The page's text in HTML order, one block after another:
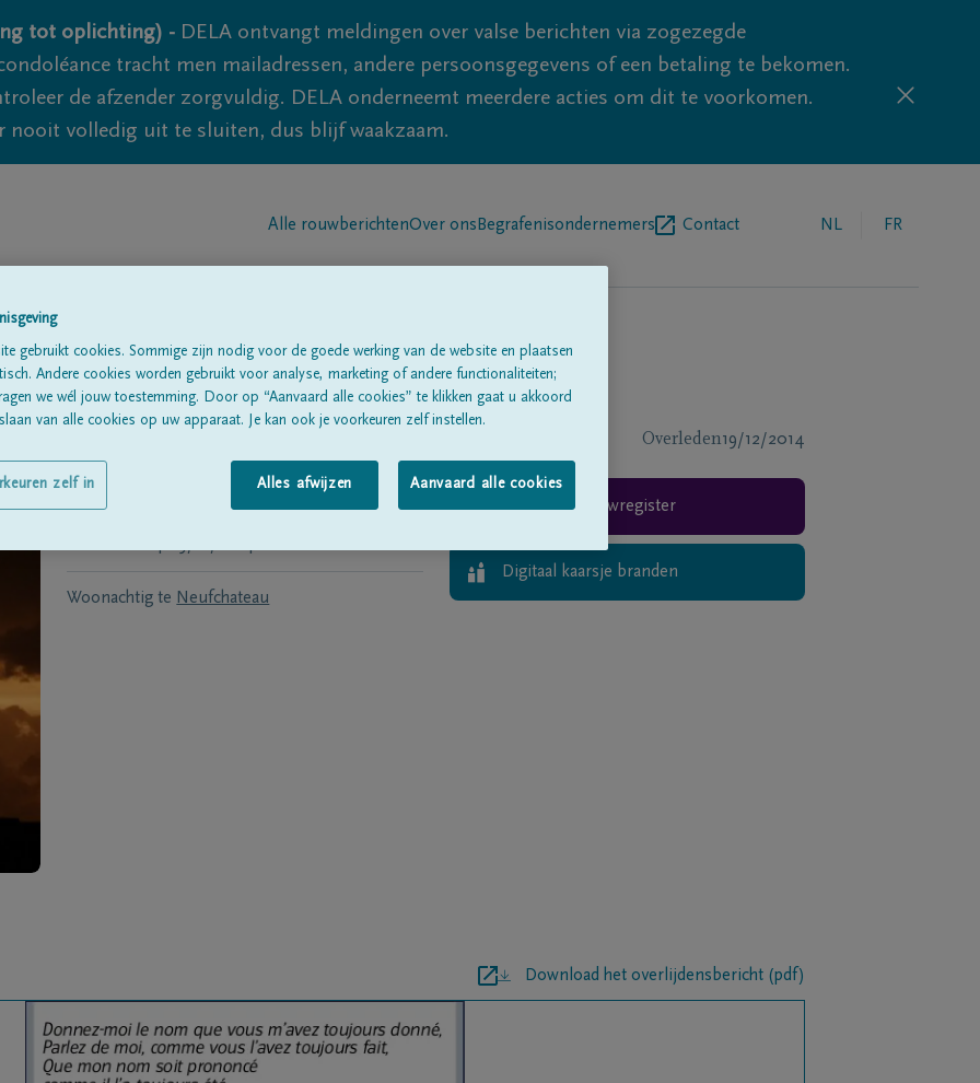
tot oplichting) - DELA ontvangt meldingen over valse berichten via zogezegde
tracht men mailadressen, andere persoonsgegevens of een betaling te bekomen.
de afzender zorgvuldig. DELA onderneemt meerdere acties om dit te voorkomen.
nooit volledig uit te sluiten, dus blijf waakzaam.
Alle rouwberichtenOver ons Begrafenisondernemers Contact NL FR
Overleden19/12/2014
Geboren te op 08/05/1950
Woonachtig te Neufchateau
Rouwregister
Digitaal kaarsje branden
Download het overlijdensbericht (pdf)
gebruikt cookies. Sommige zijn nodig voor de goede werking van de website en plaatsen
Andere cookies worden gebruikt voor analyse, marketing of andere functionaliteiten;
we wél jouw toestemming. Door op “Aanvaard alle cookies” te klikken gaat u akkoord
van alle cookies op uw apparaat. Je kan ook je voorkeuren zelf instellen.
Alles afwijzen Aanvaard alle cookies
zelf in